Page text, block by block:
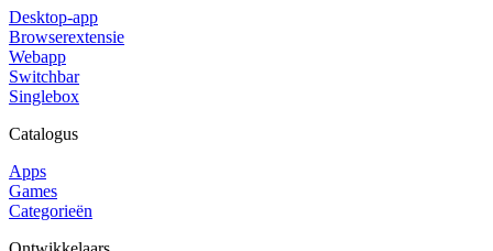
Desktop-app
Browserextensie
Webapp
Switchbar
Singlebox
Catalogus
Apps
Games
Categorieën